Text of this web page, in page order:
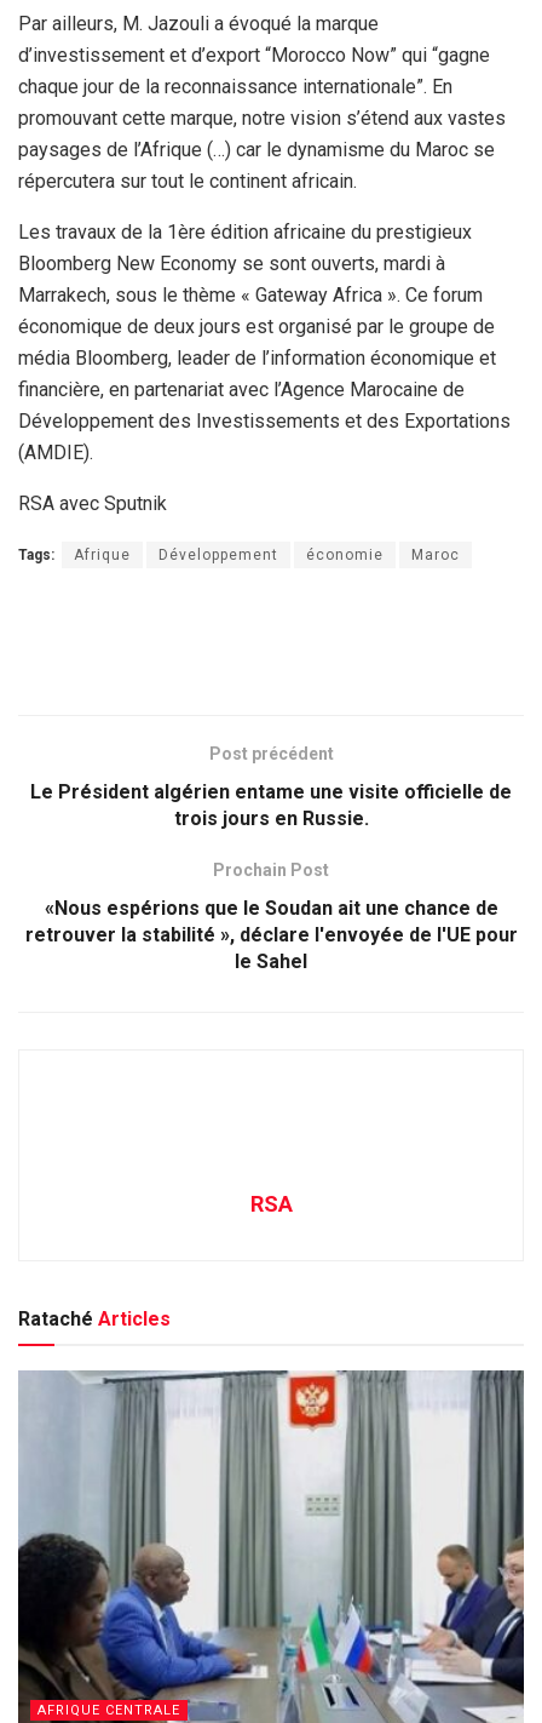
Par ailleurs, M. Jazouli a évoqué la marque
d’investissement et d’export “Morocco Now” qui “gagne
chaque jour de la reconnaissance internationale”. En
promouvant cette marque, notre vision s’étend aux vastes
paysages de l’Afrique (…) car le dynamisme du Maroc se
répercutera sur tout le continent africain.
Les travaux de la 1ère édition africaine du prestigieux
Bloomberg New Economy se sont ouverts, mardi à
Marrakech, sous le thème « Gateway Africa ». Ce forum
économique de deux jours est organisé par le groupe de
média Bloomberg, leader de l’information économique et
financière, en partenariat avec l’Agence Marocaine de
Développement des Investissements et des Exportations
(AMDIE).
RSA avec Sputnik
Tags: Afrique Développement économie Maroc
Post précédent
Le Président algérien entame une visite officielle de
trois jours en Russie.
Prochain Post
«Nous espérions que le Soudan ait une chance de
retrouver la stabilité », déclare l'envoyée de l'UE pour
le Sahel
RSA
Rataché Articles
AFRIQUE CENTRALE